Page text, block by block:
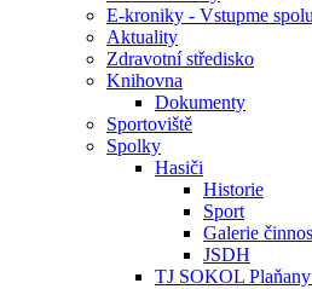
E-kroniky - Vstupme
Aktuality
Zdravotní středisko
Knihovna
Dokumenty
Sportoviště
Spolky
Hasiči
Historie
Sport
Galerie
JSDH
TJ SOKOL